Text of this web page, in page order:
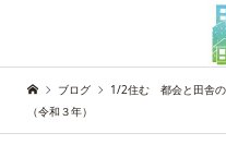
ブログ 1/2住む 都会と田舎
（令和３年）